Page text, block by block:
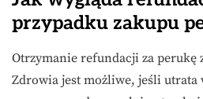
przypadku zakupu
Otrzymanie refundacji za perukę
Zdrowia jest możliwe, jeśli utrata